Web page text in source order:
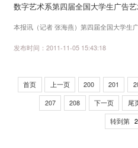
早筹划，专门召开迎新工作协调会，部署
集精兵强将，以高度的责任感和饱满的...
数字艺术系第四届全国大学生广告
本报讯（记者 张海燕）第四届全国大学生
东赛区有68所高校参赛，评委从2788件作
报送至北京参加全国总评审。 我院...
发布时间：2011-11-05 15:43:18
首页 上一页 200 201
207 208 下一页 尾
转到第